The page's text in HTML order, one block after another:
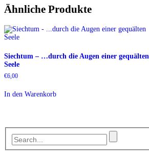
Ähnliche Produkte
Siechtum – …durch die Augen einer gequälten
Seele
€6,00
In den Warenkorb